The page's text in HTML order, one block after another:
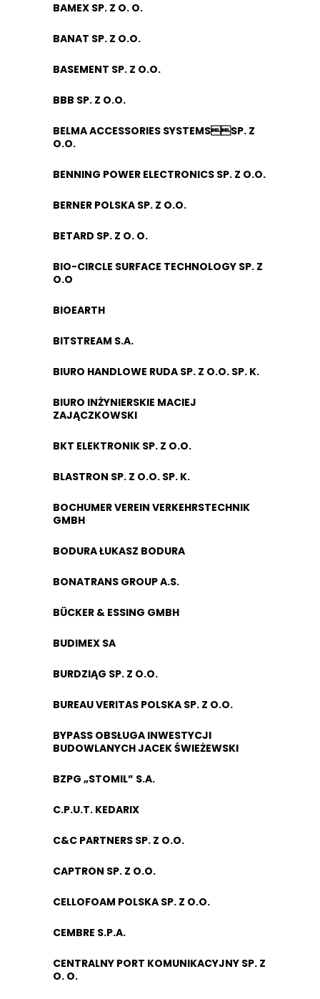
BAMEX SP. Z O. O.
BANAT SP. Z O.O.
BASEMENT SP. Z O.O.
BBB SP. Z O.O.
BELMA ACCESSORIES SYSTEMSSP. Z
O.O.
BENNING POWER ELECTRONICS SP. Z O.O.
BERNER POLSKA SP. Z O.O.
BETARD SP. Z O. O.
BIO-CIRCLE SURFACE TECHNOLOGY SP. Z
O.O
BIOEARTH
BITSTREAM S.A.
BIURO HANDLOWE RUDA SP. Z O.O. SP. K.
BIURO INŻYNIERSKIE MACIEJ
ZAJĄCZKOWSKI
BKT ELEKTRONIK SP. Z O.O.
BLASTRON SP. Z O.O. SP. K.
BOCHUMER VEREIN VERKEHRSTECHNIK
GMBH
BODURA ŁUKASZ BODURA
BONATRANS GROUP A.S.
BÜCKER & ESSING GMBH
BUDIMEX SA
BURDZIĄG SP. Z O.O.
BUREAU VERITAS POLSKA SP. Z O.O.
BYPASS OBSŁUGA INWESTYCJI
BUDOWLANYCH JACEK ŚWIEŻEWSKI
BZPG „STOMIL” S.A.
C.P.U.T. KEDARIX
C&C PARTNERS SP. Z O.O.
CAPTRON SP. Z O.O.
CELLOFOAM POLSKA SP. Z O.O.
CEMBRE S.P.A.
CENTRALNY PORT KOMUNIKACYJNY SP. Z
O. O.